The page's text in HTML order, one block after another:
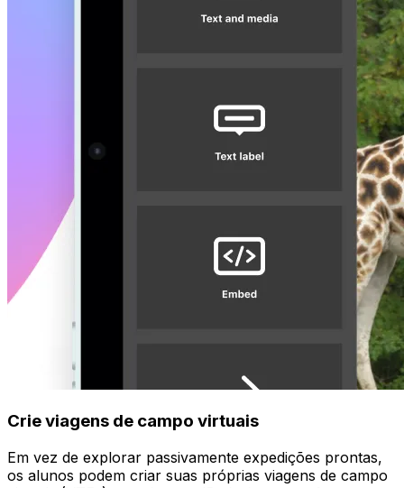
Crie viagens de campo virtuais
Em vez de explorar passivamente expedições prontas,
os alunos podem criar suas próprias viagens de campo